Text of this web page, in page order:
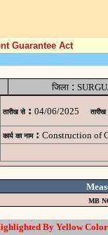
Guarantee Act
जिला :
तारीख से : 04/06/2025 तारीख
कार्य का नाम : Construction of
MB
By Yellow